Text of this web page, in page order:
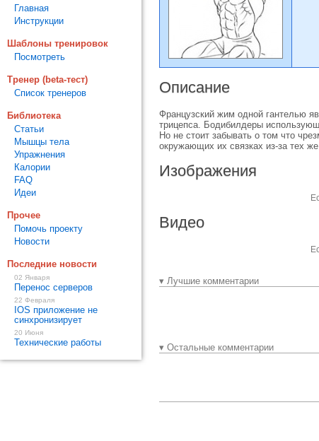
Описание
Французский жим одной гантелью
трицепса. Бодибилдеры
Но не стоит забывать о том что
окружающих их связках из-за тех
Изображения
Видео
▾ Лучшие комментарии
▾ Остальные комментарии
Главная
Инструкции
Шаблоны тренировок
Посмотреть
Тренер (beta-тест)
Список тренеров
Библиотека
Статьи
Мышцы тела
Упражнения
Калории
FAQ
Идеи
Прочее
Помочь проекту
Новости
Последние новости
02 Января
Перенос серверов
22 Февраля
IOS приложение не
синхронизирует
20 Июня
Технические работы